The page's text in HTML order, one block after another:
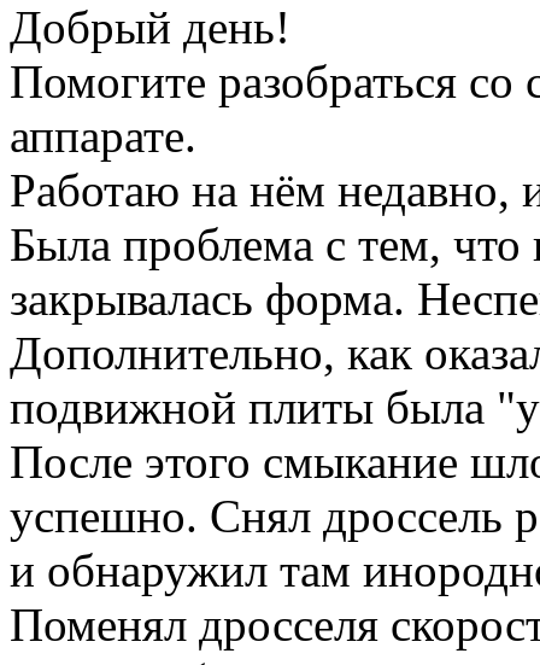
Добрый день!
Помогите разобраться
аппарате.
Работаю на нём
Была проблема с тем, что
закрывалась форма.
Дополнительно, как
подвижной плиты была
После этого смыкание
успешно. Снял дроссель
и обнаружил там
Поменял дросселя